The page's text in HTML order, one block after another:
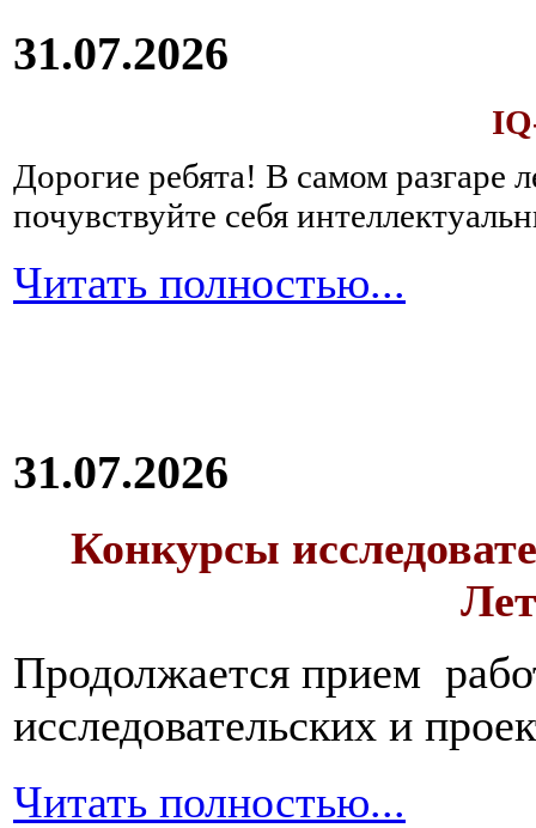
31.07.2026
Дорогие ребята! В самом разгаре
почувствуйте себя
Читать полностью...
31.07.2026
Конкурсы
Продолжается прием
исследовательских и
Читать полностью...